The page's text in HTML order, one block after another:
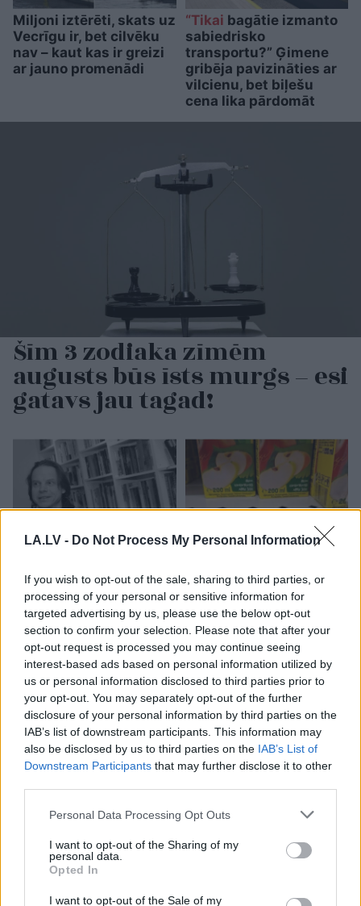
LA.LV - Do Not Process My Personal Information
If you wish to opt-out of the sale, sharing to third parties, or
processing of your personal or sensitive information for
targeted advertising by us, please use the below opt-out
section to confirm your selection. Please note that after your
opt-out request is processed you may continue seeing
interest-based ads based on personal information utilized by
us or personal information disclosed to third parties prior to
your opt-out. You may separately opt-out of the further
disclosure of your personal information by third parties on the
IAB’s list of downstream participants. This information may
also be disclosed by us to third parties on the IAB’s List of
Downstream Participants that may further disclose it to other
Please note that this website/app uses one or more Google
not limited to your visit or usage behaviour. You may click to
grant or deny consent to Google and its third-party tags to
use your data for below specified purposes in below Google
consent section.
Personal Data Processing Opt Outs
I want to opt-out of the Sharing of my
personal data.
Opted In
I want to opt-out of the Sale of my
Miljoni iztērēti, skats uz
Vecrīgu ir, bet cilvēku
nav – kaut kas ir greizi
ar jauno promenādi
“Tikai bagātie izmanto
sabiedrisko
transportu?” Ģimene
gribēja pavizināties ar
vilcienu, bet biļešu
cena lika pārdomāt
Šīm 3 zodiaka zīmēm
augusts būs īsts murgs – esi
gatavs jau tagad!
Mirisrokmūzikas
pētnieks un mūzikas
apskatnieks Klāss
Vāvere
Pircēji pie cenu zīmes
kasa galvu –
matemātika uz brīdi
laikam pārstājusi
darboties
Nosauktināvējošākie